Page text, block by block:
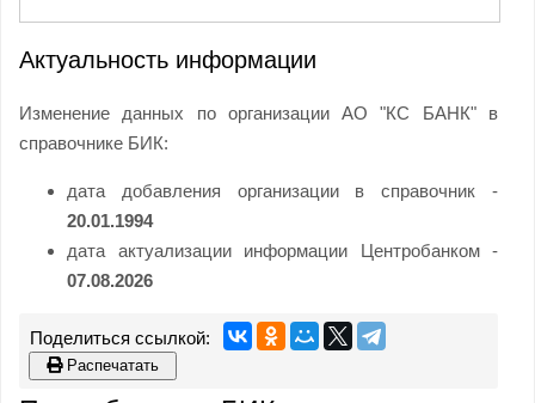
Актуальность информации
Изменение данных по организации АО "КС БАНК" в
справочнике БИК:
дата добавления организации в справочник -
20.01.1994
дата актуализации информации Центробанком -
07.08.2026
Распечатать